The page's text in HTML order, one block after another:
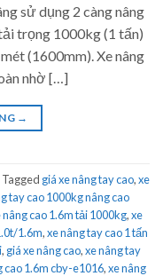
sử dụng 2 càng nâng
trọng 1000kg (1 tấn)
(1600mm). Xe nâng
nhờ […]
→
Tagged giá xe nâng tay cao,xe
tay cao 1000kg nâng cao
nâng cao 1.6m tải 1000kg,xe
1.6m,xe nâng tay cao 1 tấn
, giá xe nâng cao,xe nâng tay
cao 1.6m cby-e1016,xe nâng